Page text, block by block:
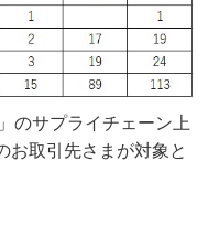
のサプライチェーン上
お取引先さまが対象と